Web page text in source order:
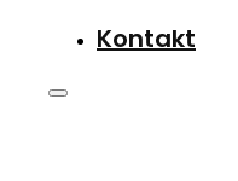
Kontakt